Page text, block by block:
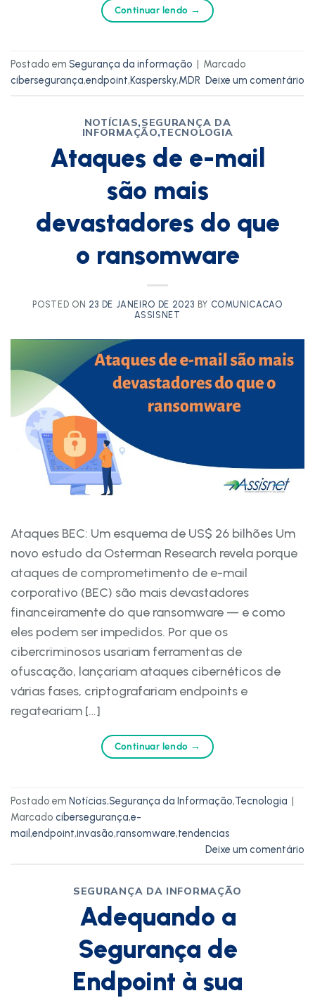
Continuar lendo →
Postado em Segurança da informação | Marcado
cibersegurança,endpoint,Kaspersky,MDR Deixe um comentário
NOTÍCIAS,SEGURANÇA DA
INFORMAÇÃO,TECNOLOGIA
Ataques de e-mail
são mais
devastadores do que
o ransomware
POSTED ON 23 DE JANEIRO DE 2023 BY COMUNICACAO
ASSISNET
Ataques BEC: Um esquema de US$ 26 bilhões Um
novo estudo da Osterman Research revela porque
ataques de comprometimento de e-mail
corporativo (BEC) são mais devastadores
financeiramente do que ransomware — e como
eles podem ser impedidos. Por que os
cibercriminosos usariam ferramentas de
ofuscação, lançariam ataques cibernéticos de
várias fases, criptografariam endpoints e
regateariam […]
Continuar lendo →
Postado em Notícias,Segurança da Informação,Tecnologia |
Marcado cibersegurança,e-
mail ,endpoint,invasão,ransomware,tendencias
Deixe um comentário
SEGURANÇA DA INFORMAÇÃO
Adequando a
Segurança de
Endpoint à sua